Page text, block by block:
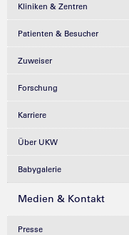
Kliniken & Zentren
Patienten & Besucher
Zuweiser
Forschung
Karriere
Über UKW
Babygalerie
Medien & Kontakt
Presse